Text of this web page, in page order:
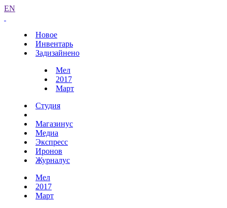
EN
Новое
Инвентарь
Задизайнено
Мел
2017
Март
Студия
Магазинус
Медиа
Экспресс
Иронов
Журналус
Мел
2017
Март